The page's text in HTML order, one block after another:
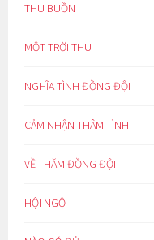
THU BUỒN
MỘT TRỜI THU
NGHĨA TÌNH ĐỒNG ĐỘI
CẢM NHẬN THÂM TÌNH
VỀ THĂM ĐỒNG ĐỘI
HỘI NGỘ